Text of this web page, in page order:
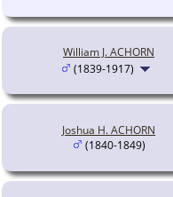
William J. ACHORN
(1839-1917)
Joshua H. ACHORN
(1840-1849)